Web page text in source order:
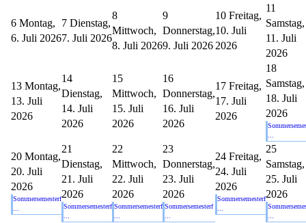
6 Montag,
6. Juli 2026
7 Dienstag,
7. Juli 2026
8
Mittwoch,
8. Juli 2026
9
Donnerstag,
9. Juli 2026
10 Freitag,
10. Juli
2026
11
Samstag,
11. Juli
2026
13 Montag,
13. Juli
2026
14
Dienstag,
14. Juli
2026
15
Mittwoch,
15. Juli
2026
16
Donnerstag,
16. Juli
2026
17 Freitag,
17. Juli
2026
18
Samstag,
18. Juli
2026
...
20 Montag,
20. Juli
2026
Sommersemesterf
...
21
Dienstag,
21. Juli
2026
Sommersemesterf
...
22
Mittwoch,
22. Juli
2026
Sommersemesterf
...
23
Donnerstag,
23. Juli
2026
Sommersemesterf
...
24 Freitag,
24. Juli
2026
Sommersemesterf
...
25
Samstag,
25. Juli
2026
...